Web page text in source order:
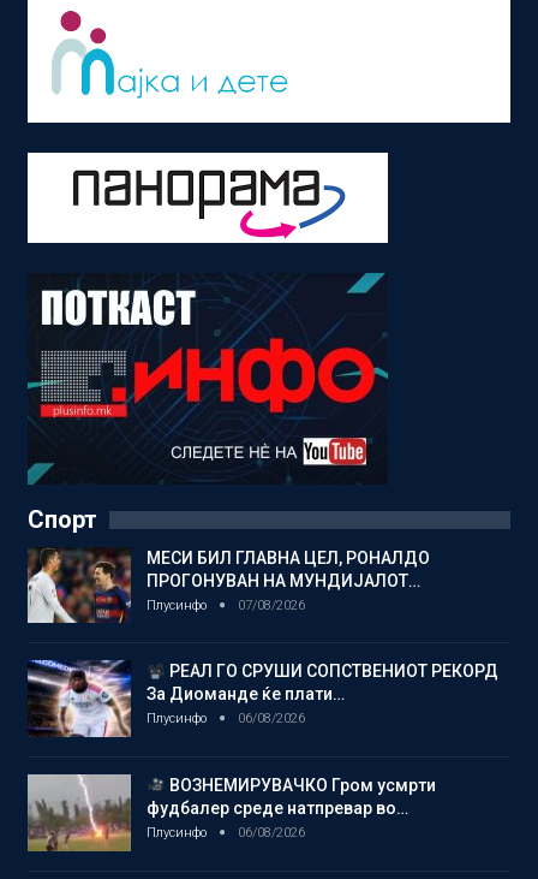
Спорт
МЕСИ БИЛ ГЛАВНА ЦЕЛ, РОНАЛДО
ПРОГОНУВАН НА МУНДИЈАЛОТ…
Плусинфо 07/08/2026
РЕАЛ ГО СРУШИ СОПСТВЕНИОТ РЕКОРД
За Диоманде ќе плати…
Плусинфо 06/08/2026
ВОЗНЕМИРУВАЧКО Гром усмрти
фудбалер среде натпревар во…
Плусинфо 06/08/2026